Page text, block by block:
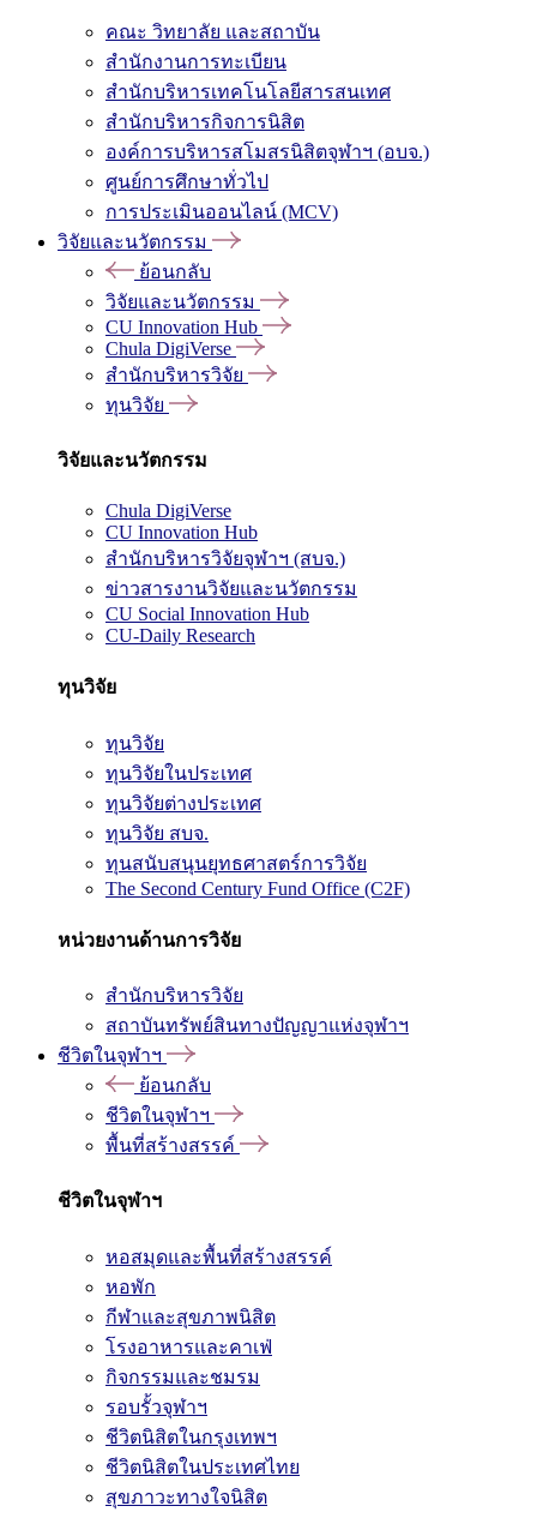
คณะ วิทยาลัย และสถาบัน
สำนักงานการทะเบียน
สำนักบริหารเทคโนโลยีสารสนเทศ
สำนักบริหารกิจการนิสิต
องค์การบริหารสโมสรนิสิตจุฬาฯ (อบจ.)
ศูนย์การศึกษาทั่วไป
การประเมินออนไลน์ (MCV)
วิจัยและนวัตกรรม
ย้อนกลับ
วิจัยและนวัตกรรม
CU Innovation Hub
Chula DigiVerse
สำนักบริหารวิจัย
ทุนวิจัย
วิจัยและนวัตกรรม
Chula DigiVerse
CU Innovation Hub
สำนักบริหารวิจัยจุฬาฯ (สบจ.)
ข่าวสารงานวิจัยและนวัตกรรม
CU Social Innovation Hub
CU-Daily Research
ทุนวิจัย
ทุนวิจัย
ทุนวิจัยในประเทศ
ทุนวิจัยต่างประเทศ
ทุนวิจัย สบจ.
ทุนสนับสนุนยุทธศาสตร์การวิจัย
The Second Century Fund Office (C2F)
หน่วยงานด้านการวิจัย
สำนักบริหารวิจัย
สถาบันทรัพย์สินทางปัญญาแห่งจุฬาฯ
ชีวิตในจุฬาฯ
ย้อนกลับ
ชีวิตในจุฬาฯ
พื้นที่สร้างสรรค์
ชีวิตในจุฬาฯ
หอสมุดและพื้นที่สร้างสรรค์
หอพัก
กีฬาและสุขภาพนิสิต
โรงอาหารและคาเฟ่
กิจกรรมและชมรม
รอบรั้วจุฬาฯ
ชีวิตนิสิตในกรุงเทพฯ
ชีวิตนิสิตในประเทศไทย
สุขภาวะทางใจนิสิต